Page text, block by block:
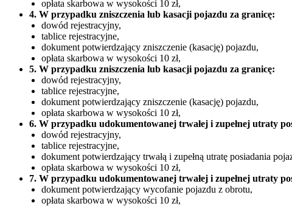
opłata skarbowa w wysokości 10 zł,
4. W przypadku zniszczenia lub kasacji pojazdu za granicę:
dowód rejestracyjny,
tablice rejestracyjne,
dokument potwierdzający zniszczenie (kasację) pojazdu,
opłata skarbowa w wysokości 10 zł,
5. W przypadku zniszczenia lub kasacji pojazdu za granicę:
dowód rejestracyjny,
tablice rejestracyjne,
dokument potwierdzający zniszczenie (kasację) pojazdu,
opłata skarbowa w wysokości 10 zł,
6. W przypadku udokumentowanej trwałej i zupełnej utraty
dowód rejestracyjny,
tablice rejestracyjne,
dokument potwierdzający trwałą i zupełną utratę posiadania
opłata skarbowa w wysokości 10 zł,
7. W przypadku udokumentowanej trwałej i zupełnej utraty
dokument potwierdzający wycofanie pojazdu z obrotu,
opłata skarbowa w wysokości 10 zł,